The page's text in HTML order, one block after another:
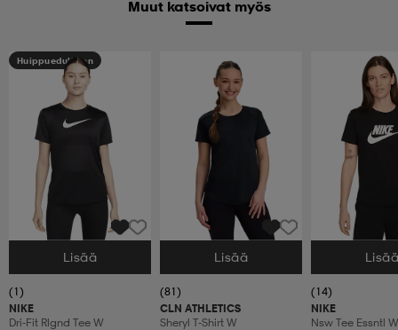
Muut katsoivat myös
Huippuedullinen
Valitse Koko
Lisää
(1)
NIKE
Dri-Fit Rlgnd Tee W
Valitse Koko
Lisää
(81)
CLN ATHLETICS
Sheryl T-Shirt W
Valitse Koko
(14)
NIKE
Nsw Tee Essntl W